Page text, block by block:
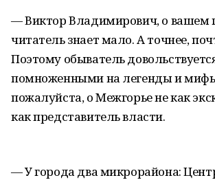
— Виктор Владимирович, о вашем
читатель знает мало. А точнее,
Поэтому обыватель
помноженными на легенды и
пожалуйста, о Межгорье не как
как представитель власти.
— У города два микрорайона: